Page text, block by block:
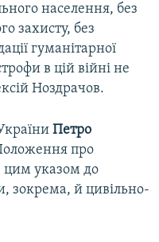
населення, без
захисту, без
гуманітарної
в цій війні не
Ноздрачов.
Петро
про
цим указом до
зокрема, й цивільно-